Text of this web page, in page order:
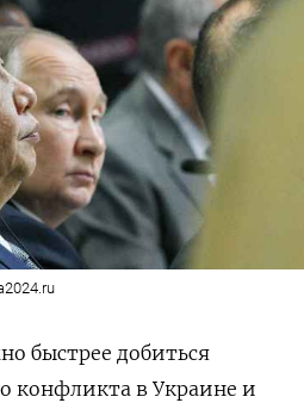
быстрее добиться
конфликта в Украине и